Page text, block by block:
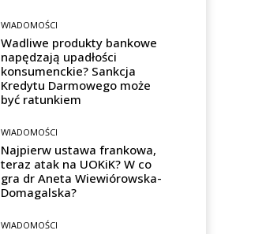
WIADOMOŚCI
Wadliwe produkty bankowe
napędzają upadłości
konsumenckie? Sankcja
Kredytu Darmowego może
być ratunkiem
WIADOMOŚCI
Najpierw ustawa frankowa,
teraz atak na UOKiK? W co
gra dr Aneta Wiewiórowska-
Domagalska?
WIADOMOŚCI